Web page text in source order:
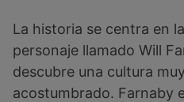
La historia se centra en
personaje llamado Will
descubre una cultura
acostumbrado. Farnaby